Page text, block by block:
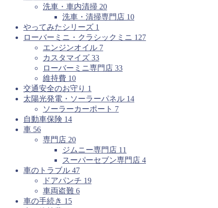
洗車・車内清掃 20
洗車・清掃専門店 10
やってみたシリーズ 1
ローバーミニ・クラシックミニ 127
エンジンオイル 7
カスタマイズ 33
ローバーミニ専門店 33
維持費 10
交通安全のお守り 1
太陽光発電・ソーラーパネル 14
ソーラーカーポート 7
自動車保険 14
車 56
専門店 20
ジムニー専門店 11
スーパーセブン専門店 4
車のトラブル 47
ドアパンチ 19
車両盗難 6
車の手続き 15